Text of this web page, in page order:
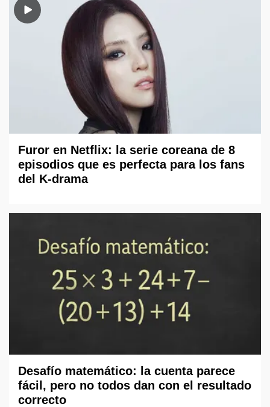
Furor en Netflix: la serie coreana de 8
episodios que es perfecta para los fans
del K-drama
Desafío matemático: la cuenta parece
fácil, pero no todos dan con el resultado
correcto